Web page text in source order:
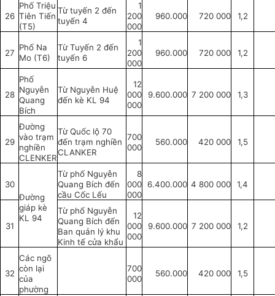
26
Phố Triệu
Tiên Tiến
(T5)
Từ tuyến 2 đến
tuyến 4
1
200
000
960.000 720 000 1,2
27
Phố Na
Mo (T6)
Từ Tuyến 2 đến
tuyến 6
1
200
000
960.000 720 000 1,2
28
Phố
Nguyễn
Quang
Bích
Từ Nguyễn Huệ
đến kè KL 94
12
000
000
9.600.000 7 200 000 1,3
29
Đường
vào trạm
nghiền
CLENKER
Từ Quốc lộ 70
đến trạm nghiền
CLANKER
700
000
560.000 420 000 1,5
30
Đường
giáp kè
KL 94
Từ phố Nguyễn
Quang Bích đến
cầu Cốc Lếu
8
000
000
6.400.000 4 800 000 1,4
31
Từ phố Nguyễn
Quang Bích đến
Ban quản lý khu
Kinh tế cửa khẩu
12
000
000
9.600.000 7 200 000 1,2
32
Các ngõ
còn lại
của
phường
700
000
560.000 420 000 1,5